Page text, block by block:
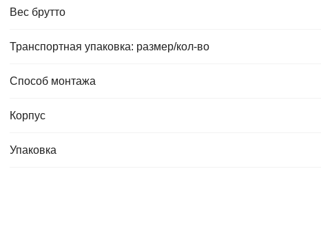
Вес брутто
Транспортная упаковка: размер/кол-во
Способ монтажа
Корпус
Упаковка